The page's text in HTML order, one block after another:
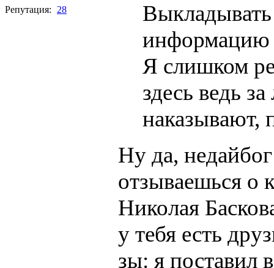
Репутация: 28
информацию
Я слишком
здесь ведь
наказывают,
Ну да,
отзываешься о
Николая
у тебя есть
зы: я поставил